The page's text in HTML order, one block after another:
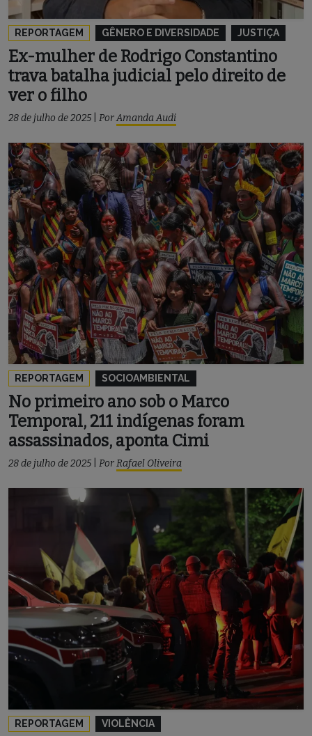
REPORTAGEM GÊNERO E DIVERSIDADE JUSTIÇA
Ex-mulher de Rodrigo Constantino
trava batalha judicial pelo direito de
ver o filho
28 de julho de 2025 PorAmanda Audi
REPORTAGEM SOCIOAMBIENTAL
No primeiro ano sob o Marco
Temporal, 211 indígenas foram
assassinados, aponta Cimi
28 de julho de 2025 PorRafael Oliveira
REPORTAGEM VIOLÊNCIA